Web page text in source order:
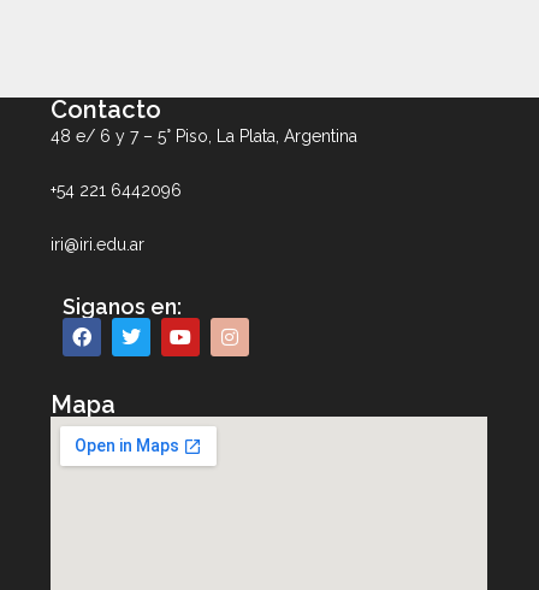
Contacto
48 e/ 6 y 7 – 5° Piso, La Plata, Argentina
+54 221 6442096
iri@iri.edu.ar
Siganos en:
Mapa